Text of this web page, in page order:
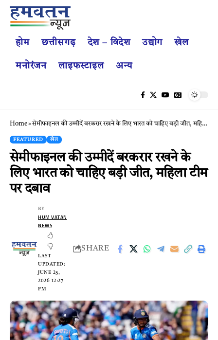
होम छत्तीसगढ़ देश – विदेश उद्योग खेल
मनोरंजन लाइफस्टाइल अन्य
Home»सेमीफाइनल की उम्मीदें बरकरार रखने के लिए भारत को चाहिए बड़ी जीत, महिला टीम पर दबाव
FEATURED खेल
सेमीफाइनल की उम्मीदें बरकरार रखने के
लिए भारत को चाहिए बड़ी जीत, महिला टीम
पर दबाव
LAST
UPDATED:
JUNE 25,
2026 12:27
PM
BY
HUM VATAN
NEWS
SHARE